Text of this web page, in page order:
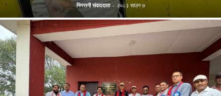
निगरानी संवाददाता - २०८३ साउन ७